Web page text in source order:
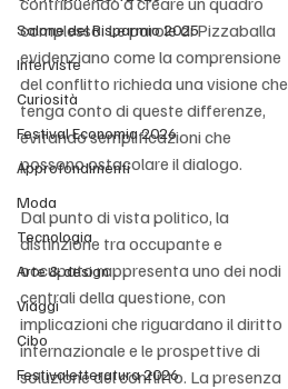
Salone del Risparmio 2025
Interviste
Curiosità
Festival Economia 2026
Approfondimenti
Moda
Tecnologia
Arte & design
Viaggi
Cibo
Festivaletteratura 2026
complesso. Le parole di Pizzaballa
evidenziano come la comprensione
del conflitto richieda una visione che
tenga conto di queste differenze,
evitando semplificazioni che
possono ostacolare il dialogo.
Dal punto di vista politico, la
distinzione tra occupante e
occupato rappresenta uno dei nodi
centrali della questione, con
implicazioni che riguardano il diritto
internazionale e le prospettive di
soluzione del conflitto. La presenza